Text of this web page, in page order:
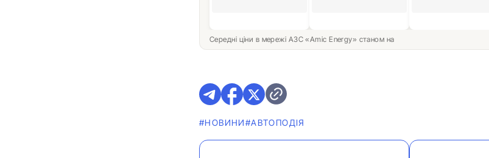
Середні ціни в мережі АЗС «Amic Energy» станом на
#НОВИНИ#АВТОПОДІЯ